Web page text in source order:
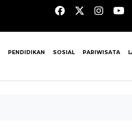
PENDIDIKAN SOSIAL PARIWISATA